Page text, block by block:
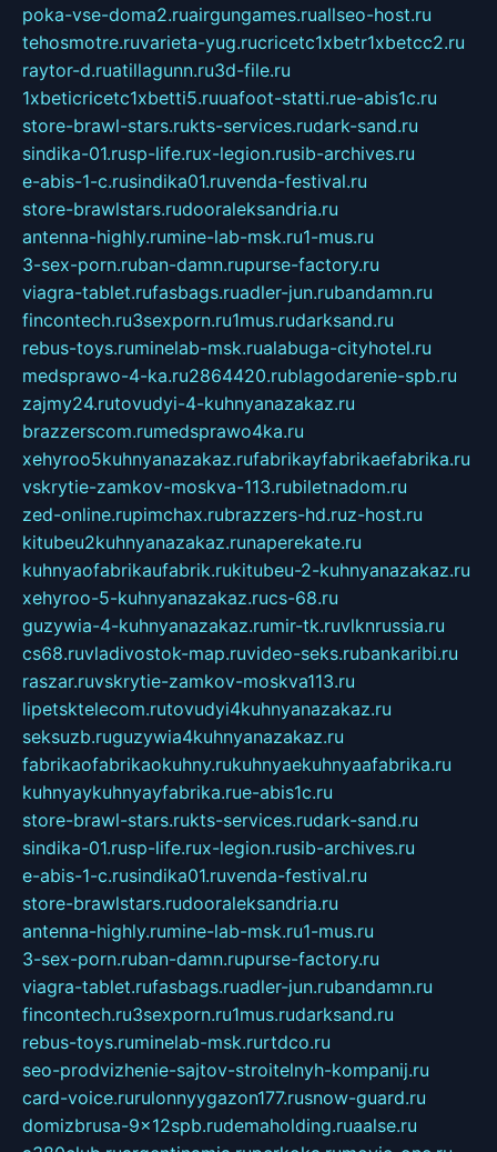
poka-vse-doma2.ruairgungames.ruallseo-host.ru
tehosmotre.ruvarieta-yug.rucricetc1xbetr1xbetcc2.ru
raytor-d.ruatillagunn.ru3d-file.ru
1xbeticricetc1xbetti5.ruuafoot-statti.rue-abis1c.ru
store-brawl-stars.rukts-services.rudark-sand.ru
sindika-01.rusp-life.rux-legion.rusib-archives.ru
e-abis-1-c.rusindika01.ruvenda-festival.ru
store-brawlstars.rudooraleksandria.ru
antenna-highly.rumine-lab-msk.ru1-mus.ru
3-sex-porn.ruban-damn.rupurse-factory.ru
viagra-tablet.rufasbags.ruadler-jun.rubandamn.ru
fincontech.ru3sexporn.ru1mus.rudarksand.ru
rebus-toys.ruminelab-msk.rualabuga-cityhotel.ru
medsprawo-4-ka.ru2864420.rublagodarenie-spb.ru
zajmy24.rutovudyi-4-kuhnyanazakaz.ru
brazzerscom.rumedsprawo4ka.ru
xehyroo5kuhnyanazakaz.rufabrikayfabrikaefabrika.ru
vskrytie-zamkov-moskva-113.rubiletnadom.ru
zed-online.rupimchax.rubrazzers-hd.ruz-host.ru
kitubeu2kuhnyanazakaz.runaperekate.ru
kuhnyaofabrikaufabrik.rukitubeu-2-kuhnyanazakaz.ru
xehyroo-5-kuhnyanazakaz.rucs-68.ru
guzywia-4-kuhnyanazakaz.rumir-tk.ruvlknrussia.ru
cs68.ruvladivostok-map.ruvideo-seks.rubankaribi.ru
raszar.ruvskrytie-zamkov-moskva113.ru
lipetsktelecom.rutovudyi4kuhnyanazakaz.ru
seksuzb.ruguzywia4kuhnyanazakaz.ru
fabrikaofabrikaokuhny.rukuhnyaekuhnyaafabrika.ru
kuhnyaykuhnyayfabrika.rue-abis1c.ru
store-brawl-stars.rukts-services.rudark-sand.ru
sindika-01.rusp-life.rux-legion.rusib-archives.ru
e-abis-1-c.rusindika01.ruvenda-festival.ru
store-brawlstars.rudooraleksandria.ru
antenna-highly.rumine-lab-msk.ru1-mus.ru
3-sex-porn.ruban-damn.rupurse-factory.ru
viagra-tablet.rufasbags.ruadler-jun.rubandamn.ru
fincontech.ru3sexporn.ru1mus.rudarksand.ru
rebus-toys.ruminelab-msk.rurtdco.ru
seo-prodvizhenie-sajtov-stroitelnyh-kompanij.ru
card-voice.rurulonnyygazon177.rusnow-guard.ru
domizbrusa-9x12spb.rudemaholding.ruaalse.ru